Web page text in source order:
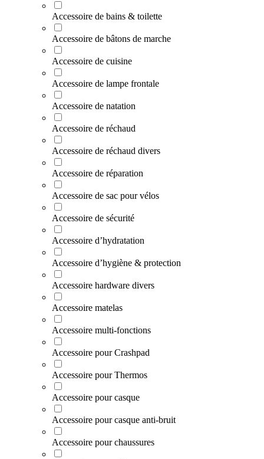
Accessoire de bains & toilette
Accessoire de bâtons de marche
Accessoire de cuisine
Accessoire de lampe frontale
Accessoire de natation
Accessoire de réchaud
Accessoire de réchaud divers
Accessoire de réparation
Accessoire de sac pour vélos
Accessoire de sécurité
Accessoire d’hydratation
Accessoire d’hygiène & protection
Accessoire hardware divers
Accessoire matelas
Accessoire multi-fonctions
Accessoire pour Crashpad
Accessoire pour Thermos
Accessoire pour casque
Accessoire pour casque anti-bruit
Accessoire pour chaussures